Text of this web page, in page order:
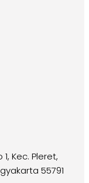
Kec. Pleret,
55791